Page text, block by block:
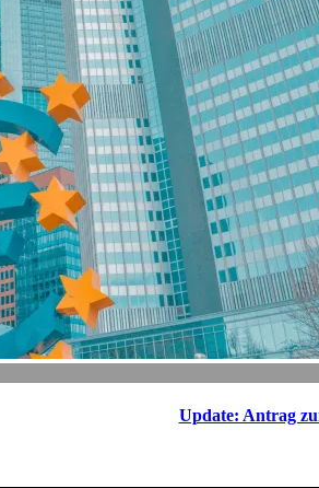
Update: Antrag